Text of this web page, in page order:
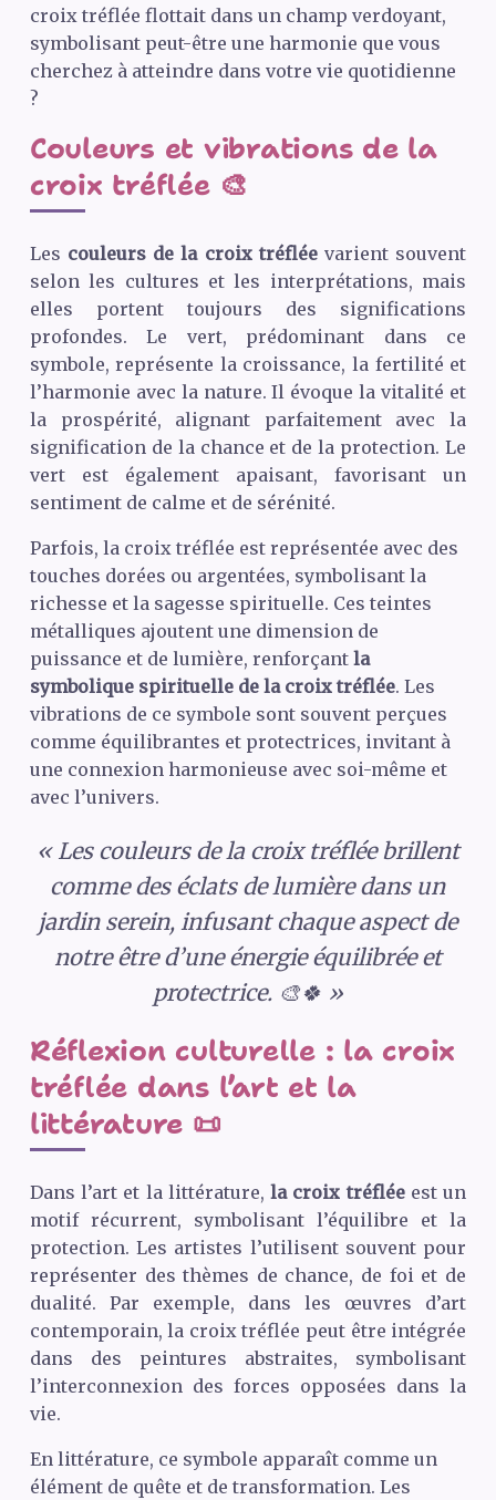
croix tréflée flottait dans un champ verdoyant,
symbolisant peut-être une harmonie que vous
cherchez à atteindre dans votre vie quotidienne
?
Couleurs et vibrations de la
croix tréflée 🎨
Les couleurs de la croix tréfléevarient souvent
selon les cultures et les interprétations, mais
elles portent toujours des significations
profondes. Le vert, prédominant dans ce
symbole, représente la croissance, la fertilité et
l’harmonie avec la nature. Il évoque la vitalité et
la prospérité, alignant parfaitement avec la
signification de la chance et de la protection. Le
vert est également apaisant, favorisant un
sentiment de calme et de sérénité.
Parfois, la croix tréflée est représentée avec des
touches dorées ou argentées, symbolisant la
richesse et la sagesse spirituelle. Ces teintes
métalliques ajoutent une dimension de
puissance et de lumière, renforçant la
symbolique spirituelle de la croix tréflée. Les
vibrations de ce symbole sont souvent perçues
comme équilibrantes et protectrices, invitant à
une connexion harmonieuse avec soi-même et
avec l’univers.
« Les couleurs de la croix tréflée brillent
comme des éclats de lumière dans un
jardin serein, infusant chaque aspect de
notre être d’une énergie équilibrée et
protectrice. 🎨🍀 »
Réflexion culturelle : la croix
tréflée dans l’art et la
littérature 📜
Dans l’art et la littérature,la croix tréfléeest un
motif récurrent, symbolisant l’équilibre et la
protection. Les artistes l’utilisent souvent pour
représenter des thèmes de chance, de foi et de
dualité. Par exemple, dans les œuvres d’art
contemporain, la croix tréflée peut être intégrée
dans des peintures abstraites, symbolisant
l’interconnexion des forces opposées dans la
vie.
En littérature, ce symbole apparaît comme un
élément de quête et de transformation. Les